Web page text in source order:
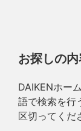
お探しの
DAIKENホー
語で検索を行
区切ってくだ